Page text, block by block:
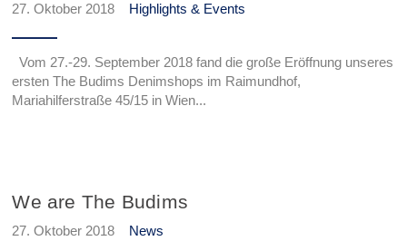
27. Oktober 2018 Highlights & Events
Vom 27.-29. September 2018 fand die große Eröffnung unseres
ersten The Budims Denimshops im Raimundhof,
Mariahilferstraße 45/15 in Wien...
We are The Budims
27. Oktober 2018 News